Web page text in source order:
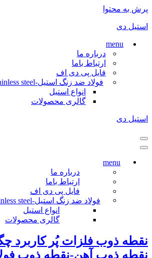
پرش به محتوا
استیل دی
menu
درباره ما
ارتباط باما
فایل پی دی اف
فولاد ضد زنگ استیل-stainless steel
انواع استیل
گالری محصولات
استیل دی
فهرست
ناوبری
فهرست
menu
درباره ما
ارتباط باما
فایل پی دی اف
فولاد ضد زنگ استیل-stainless steel
انواع استیل
گالری محصولات
نقطه ذوب فلزات پُر کاربرد
نقطه ذوب آهن-نقطه ذوب